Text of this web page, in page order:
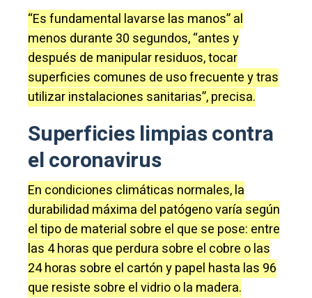
“Es fundamental lavarse las manos” al
menos durante 30 segundos, “antes y
después de manipular residuos, tocar
superficies comunes de uso frecuente y tras
utilizar instalaciones sanitarias”, precisa.
Superficies limpias contra
el coronavirus
En condiciones climáticas normales, la
durabilidad máxima del patógeno varía según
el tipo de material sobre el que se pose: entre
las 4 horas que perdura sobre el cobre o las
24 horas sobre el cartón y papel hasta las 96
que resiste sobre el vidrio o la madera.